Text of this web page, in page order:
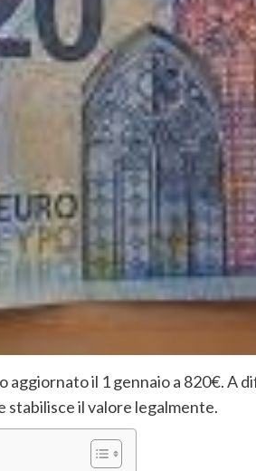
aggiornato il 1 gennaio a 820€. A
stabilisce il valore legalmente.